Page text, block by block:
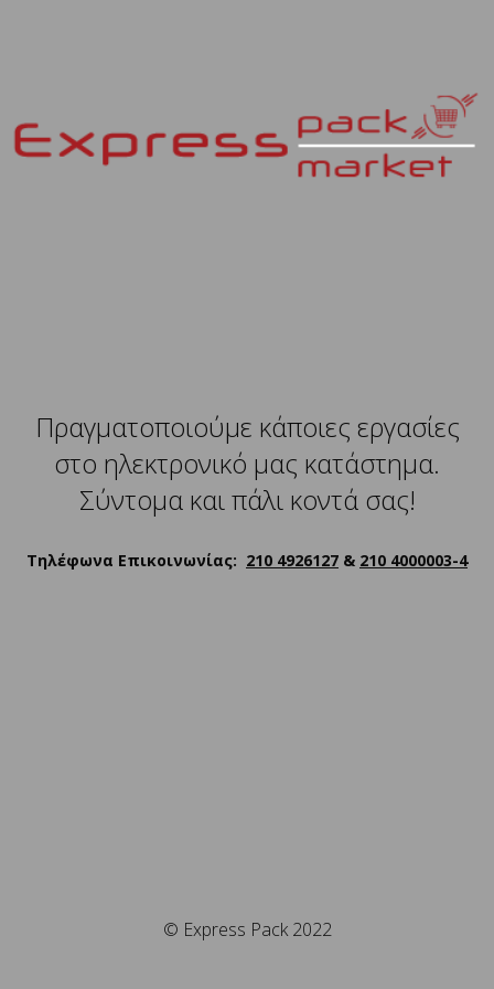
Πραγματοποιούμε κάποιες εργασίες
στο ηλεκτρονικό μας κατάστημα.
Σύντομα και πάλι κοντά σας!
Τηλέφωνα Επικοινωνίας: 210 4926127 & 210 4000003-4
© Express Pack 2022